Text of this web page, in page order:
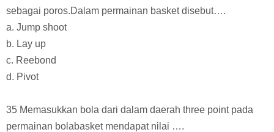
sebagai poros.Dalam permainan basket disebut….
a. Jump shoot
b. Lay up
c. Reebond
d. Pivot
35 Memasukkan bola dari dalam daerah three point pada
permainan bolabasket mendapat nilai ….